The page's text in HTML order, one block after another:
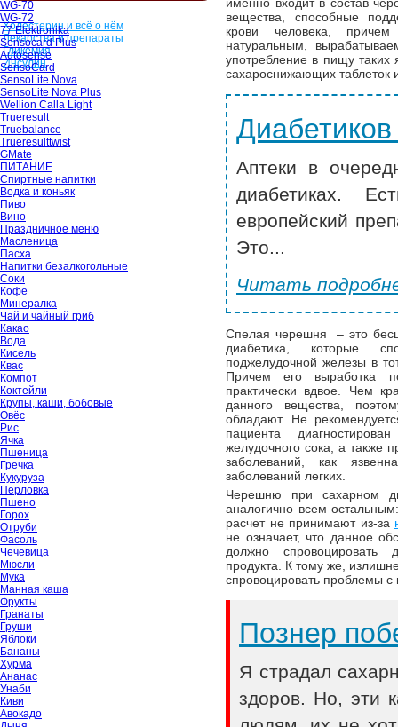
WG-70
WG-72
77 Elektronika
Sensocard Plus
Autosense
SensoCard
SensoLite Nova
SensoLite Nova Plus
Wellion Calla Light
Trueresult
Truebalance
Trueresulttwist
GMate
ПИТАНИЕ
Спиртные напитки
Водка и коньяк
Пиво
Вино
Праздничное меню
Масленица
Пасха
Напитки безалкогольные
Соки
Кофе
Минералка
Чай и чайный гриб
Какао
Вода
Кисель
Квас
Компот
Коктейли
Крупы, каши, бобовые
Овёс
Рис
Ячка
Пшеница
Гречка
Кукуруза
Перловка
Пшено
Горох
Отруби
Фасоль
Чечевица
Мюсли
Мука
Манная каша
Фрукты
Гранаты
Груши
Яблоки
Бананы
Хурма
Ананас
Унаби
Киви
Авокадо
Холестерин и всё о нём
Лекарства и препараты
Гликемия
Инсулин
вещества, способные
крови человека,
натуральным,
употребление в пищу таких
сахароснижающих таблеток
Аптеки в
диабетиках.
европейский
Это...
Читать
Спелая черешня – это
диабетика, которые
поджелудочной железы в
Причем его выработка
практически вдвое. Чем
данного вещества,
обладают. Не
пациента
желудочного сока, а также
заболеваний, как
заболеваний легких.
Черешню при сахарном
аналогично всем
расчет не принимают из-за
не означает, что данное
должно спровоцировать
продукта. К тому же,
спровоцировать проблемы с
Познер
Я страдал
здоров. Но, эти